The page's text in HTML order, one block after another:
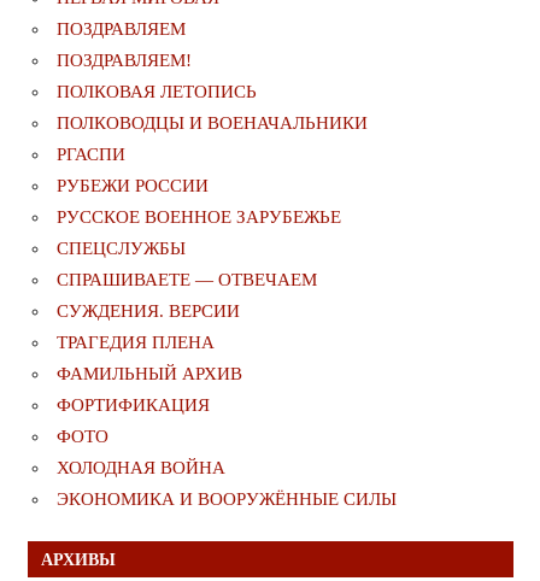
ПОЗДРАВЛЯЕМ
ПОЗДРАВЛЯЕМ!
ПОЛКОВАЯ ЛЕТОПИСЬ
ПОЛКОВОДЦЫ И ВОЕНАЧАЛЬНИКИ
РГАСПИ
РУБЕЖИ РОССИИ
РУССКОЕ ВОЕННОЕ ЗАРУБЕЖЬЕ
СПЕЦСЛУЖБЫ
СПРАШИВАЕТЕ — ОТВЕЧАЕМ
СУЖДЕНИЯ. ВЕРСИИ
ТРАГЕДИЯ ПЛЕНА
ФАМИЛЬНЫЙ АРХИВ
ФОРТИФИКАЦИЯ
ФОТО
ХОЛОДНАЯ ВОЙНА
ЭКОНОМИКА И ВООРУЖЁННЫЕ СИЛЫ
АРХИВЫ